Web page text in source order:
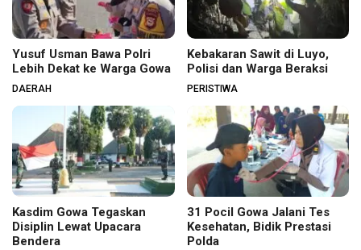
Yusuf Usman Bawa Polri
Lebih Dekat ke Warga Gowa
DAERAH
Kebakaran Sawit di Luyo,
Polisi dan Warga Beraksi
PERISTIWA
Kasdim Gowa Tegaskan
Disiplin Lewat Upacara
Bendera
31 Pocil Gowa Jalani Tes
Kesehatan, Bidik Prestasi
Polda